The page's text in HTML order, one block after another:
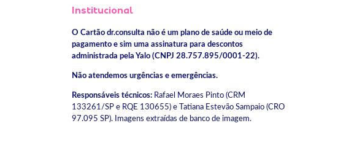
Institucional
O Cartão dr.consulta não é um plano de saúde ou meio de
pagamento e sim uma assinatura para descontos
administrada pela Yalo (CNPJ 28.757.895/0001-22).
Não atendemos urgências e emergências.
Responsáveis técnicos:Rafael Moraes Pinto (CRM
133261/SP e RQE 130655) e Tatiana Estevão Sampaio (CRO
97.095 SP). Imagens extraídas de banco de imagem.